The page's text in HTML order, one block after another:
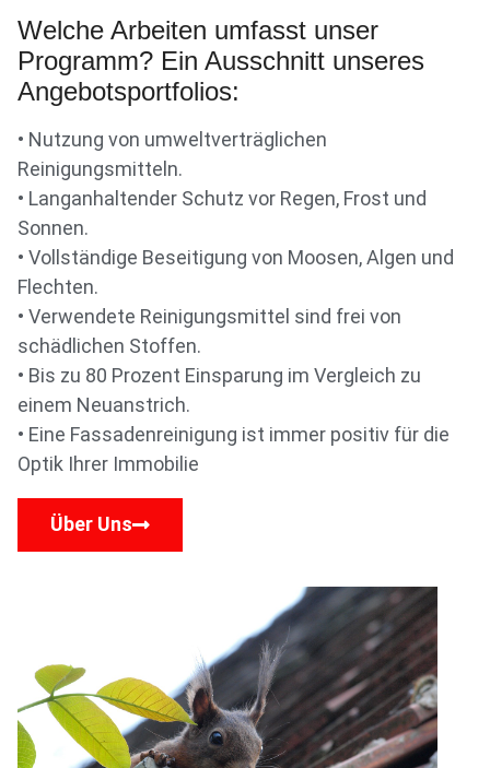
Welche Arbeiten umfasst unser
Programm? Ein Ausschnitt unseres
Angebotsportfolios:
• Nutzung von umweltverträglichen
Reinigungsmitteln.
• Langanhaltender Schutz vor Regen, Frost und
Sonnen.
• Vollständige Beseitigung von Moosen, Algen und
Flechten.
• Verwendete Reinigungsmittel sind frei von
schädlichen Stoffen.
• Bis zu 80 Prozent Einsparung im Vergleich zu
einem Neuanstrich.
• Eine Fassadenreinigung ist immer positiv für die
Optik Ihrer Immobilie
Über Uns